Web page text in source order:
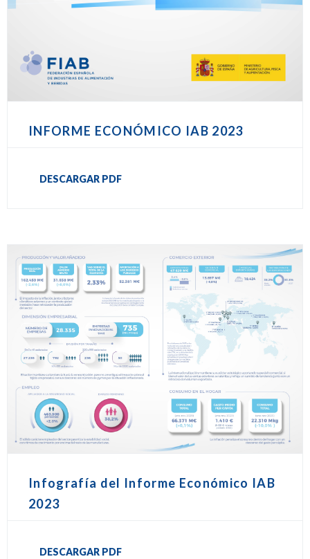
INFORME ECONÓMICO IAB 2023
DESCARGAR PDF
Infografía del Informe Económico IAB
2023
DESCARGAR PDF